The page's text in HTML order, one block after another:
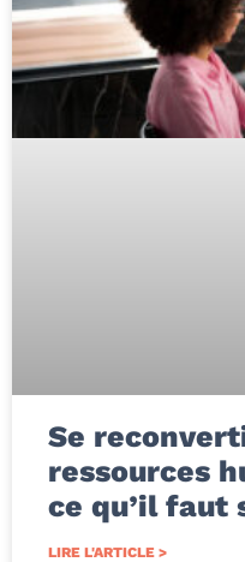
Se
ressources
ce qu’il faut
LIRE L'ARTICLE >